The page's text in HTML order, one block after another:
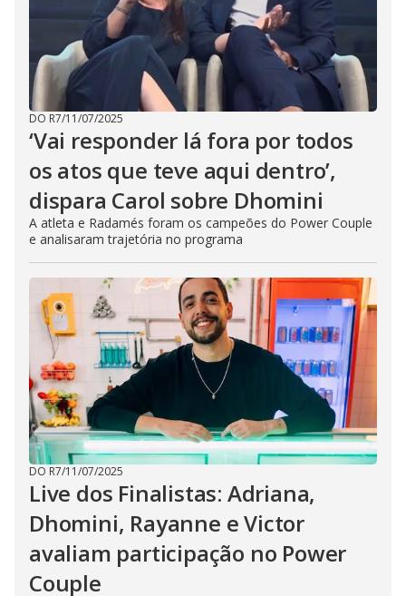
DO R7/11/07/2025
‘Vai responder lá fora por todos
os atos que teve aqui dentro’,
dispara Carol sobre Dhomini
A atleta e Radamés foram os campeões do Power Couple
e analisaram trajetória no programa
DO R7/11/07/2025
Live dos Finalistas: Adriana,
Dhomini, Rayanne e Victor
avaliam participação no Power
Couple